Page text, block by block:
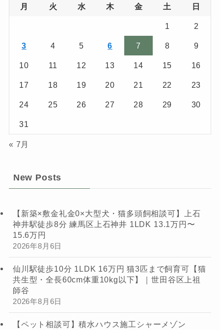
月 火 水 木 金 土 日
1 2
3 4 5 6 7 8 9
10 11 12 13 14 15 16
17 18 19 20 21 22 23
24 25 26 27 28 29 30
31
« 7月
New Posts
【新築×敷金礼金0×大型犬・猫多頭飼相談可】上石
神井駅徒歩8分 練馬区上石神井 1LDK 13.1万円〜
15.6万円
2026年8月6日
仙川駅徒歩10分 1LDK 16万円 猫3匹まで飼育可【猫
共生型・全長60cm体重10kg以下】｜世田谷区上祖
師谷
2026年8月6日
【ペット相談可】積水ハウス施工シャーメゾン